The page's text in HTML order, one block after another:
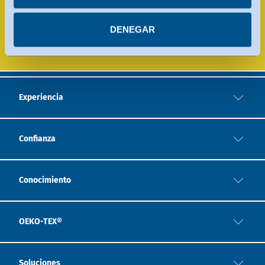
más información en cada uno de los servicios.
Puede revocar su consentimiento en cualquier
momento.
DENEGAR
Experiencia
Confianza
Conocimiento
OEKO-TEX®
Soluciones